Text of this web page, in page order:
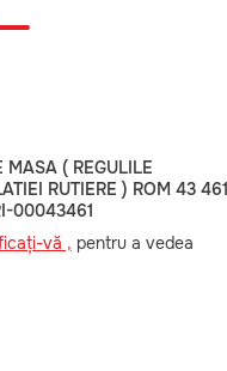
MASA ( REGULILE
RUTIERE ) ROM 43 461
00043461
vă , pentru a vedea